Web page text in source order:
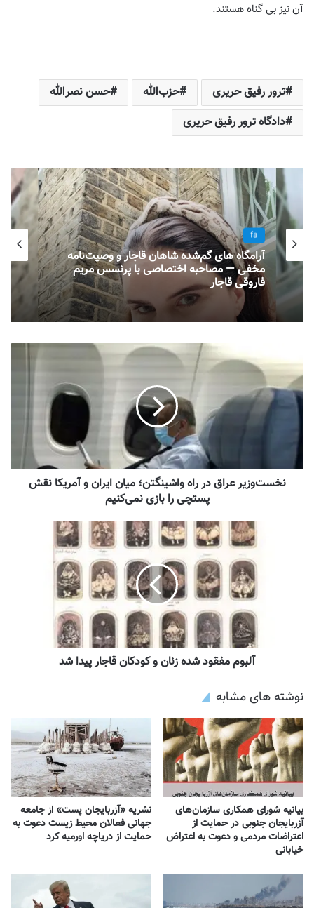
آن نیز بی گناه هستند.
ترور رفیق حریری حزب‌الله
حسن نصرالله
دادگاه ترور رفیق حریری
fa
آرامگاه های گم‌شده شاهان قاجار و وصیت‌نامه
مخفی — مصاحبه اختصاصی با پرنسس مریم
فاروقی قاجار
نخست‌وزیر عراق در راه واشینگتن؛ میان ایران و آمریکا نقش
پستچی را بازی نمی‌کنیم
آلبوم مفقود شده زنان و کودکان قاجار پیدا شد
نوشته های مشابه
بیانیه شورای همکاری سازمان‌های
آزربایجان جنوبی در حمایت از
اعتراضات مردمی و دعوت به اعتراض
خیابانی
نشریه «آزربایجان پست» از جامعه
جهانی فعالان محیط زیست دعوت به
حمایت از دریاچه اورمیه کرد